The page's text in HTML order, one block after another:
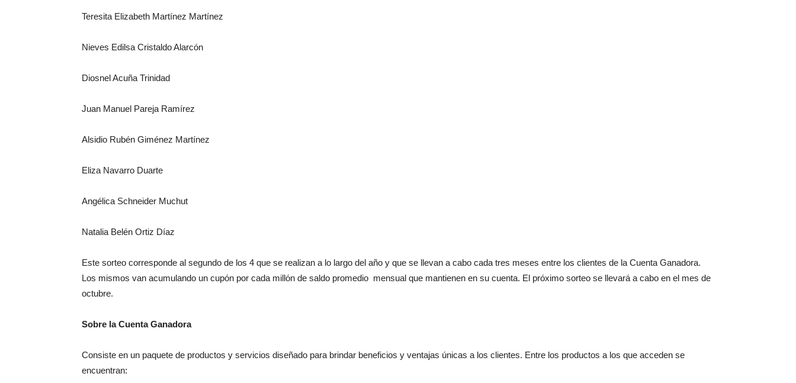
Teresita Elizabeth Martínez Martínez
Nieves Edilsa Cristaldo Alarcón
Diosnel Acuña Trinidad
Juan Manuel Pareja Ramírez
Alsidio Rubén Giménez Martínez
Eliza Navarro Duarte
Angélica Schneider Muchut
Natalia Belén Ortiz Díaz
Este sorteo corresponde al segundo de los 4 que se realizan a lo largo del año y que se llevan a cabo cada tres meses entre los clientes de la Cuenta Ganadora.
Los mismos van acumulando un cupón por cada millón de saldo promedio mensual que mantienen en su cuenta. El próximo sorteo se llevará a cabo en el mes de
octubre.
Sobre la Cuenta Ganadora
Consiste en un paquete de productos y servicios diseñado para brindar beneficios y ventajas únicas a los clientes. Entre los productos a los que acceden se
encuentran: